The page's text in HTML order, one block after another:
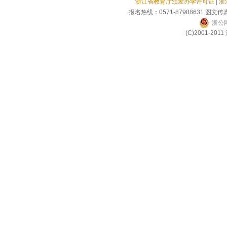
浙江省教育厅颁发办学许可证 |
报名热线：0571-87988631 图文传
浙公
(C)2001-2011